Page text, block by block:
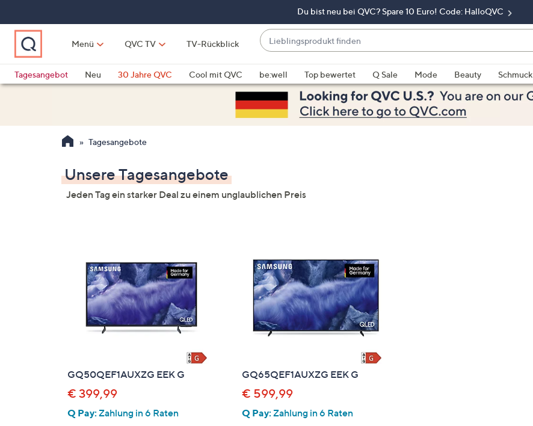
springen
Du bist neu bei QVC? Spare 10 Euro! Code: HalloQVC
Menü QVC TV TV-Rückblick
Lieblingsprodukt
finden
Vorschläge
verfügbar
sind,
verwenden
oben
wischen
Sie
auf
Touch-
Geräten
nach
rechts,
um
anzuzeigen.
Tagesangebot
Neu 30 Jahre QVC Cool mit QVC be:well Top bewertet Q Sale Mode Beauty Schmuck
Tagesangebote
Unsere Tagesangebote
Jeden Tag ein starker Deal zu einem unglaublichen Preis
GQ50QEF1AUXZG EEK G
€ 399,99
Q Pay:Zahlung in 6 Raten
GQ65QEF1AUXZG EEK G
€ 599,99
Q Pay:Zahlung in 6 Raten